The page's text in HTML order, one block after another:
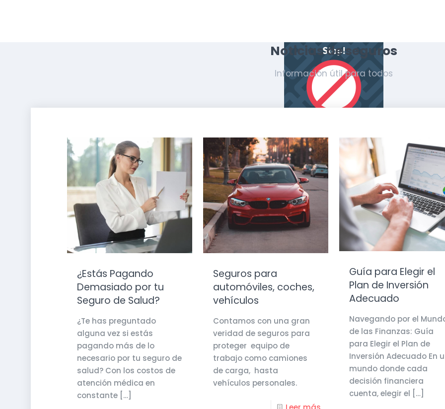
Noticias de seguros
Información útil para todos
¿Estás Pagando
Demasiado por tu
Seguro de Salud?
¿Te has preguntado
alguna vez si estás
pagando más de lo
necesario por tu seguro de
salud? Con los costos de
atención médica en
constante[…]
Seguros para
automóviles, coches,
vehículos
Contamos con una gran
veridad de seguros para
proteger equipo de
trabajo como camiones
de carga, hasta
vehículos personales.
Guía para Elegir el
Plan de Inversión
Adecuado
Navegando por el
de las Finanzas: Guía
para Elegir el Plan de
Inversión Adecuado En
mundo donde cada
decisión financiera
cuenta, elegir el […]